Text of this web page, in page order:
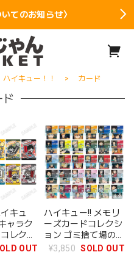
てのお知らせ〉
ハイキュー！！ カード
ド
キュ
ャラク
レクシ
りver.】
OUT
ハイキュー!! メモリ
ーズカードコレクシ
ョン ゴミ捨て場の決
戦 BOX 全30種
¥3,850 SOLD OUT